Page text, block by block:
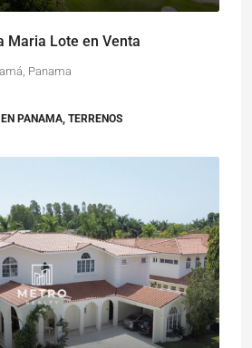
Maria Lote en Venta
Panama
PANAMA, TERRENOS